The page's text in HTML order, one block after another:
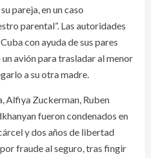
pareja, en un caso
parental”. Las autoridades
con ayuda de sus pares
avión para trasladar al menor
a su otra madre.
Alfiya Zuckerman, Ruben
fueron condenados en
y dos años de libertad
fraude al seguro, tras fingir